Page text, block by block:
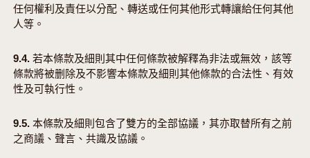
任何權利及責任以分配、轉送或任何其他形式轉讓給任何其他
人等。
9.4. 若本條款及細則其中任何條款被解釋為非法或無效，該等
條款將被删除及不影響本條款及細則其他條款的合法性、有效
性及可執行性。
9.5. 本條款及細則包含了雙方的全部協議，其亦取替所有之前
之商議、聲言、共識及協議。